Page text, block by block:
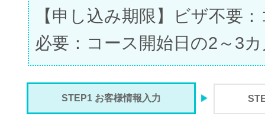
【申し込み期限】ビザ不要
必要：コース開始日の2～3
STEP1 お客様情報入力